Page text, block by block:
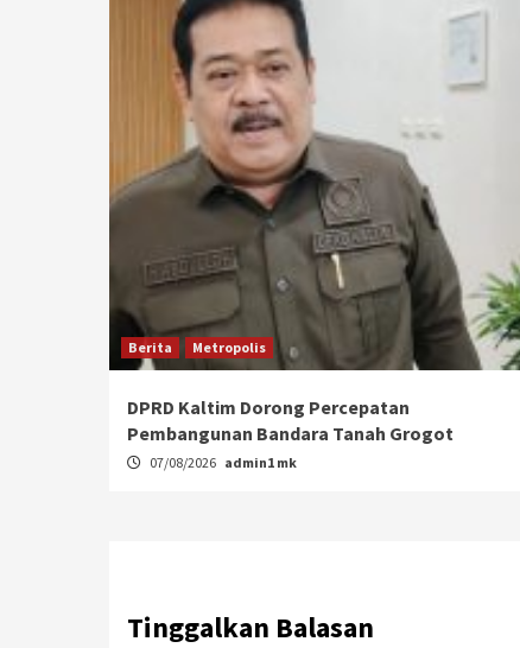
Berita Metropolis
DPRD Kaltim Dorong Percepatan
Pembangunan Bandara Tanah Grogot
07/08/2026 admin1 mk
Tinggalkan Balasan